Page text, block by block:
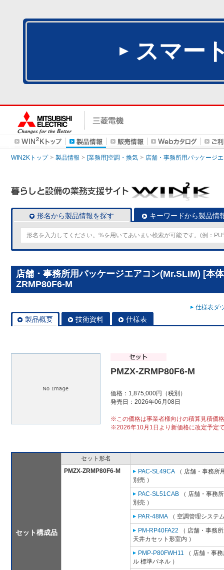
スマー
WIN2Kトップ 製品情報 [業務用]空調・換気 店舗・事務所用パッケージ
形名から製品情報を探す キーワードから製品情
店舗・事務所用パッケージエアコン(Mr.SLIM) [本
ZRMP80F6-M
仕様表ダ
製品概要 技術資料 仕様表
PMZX-ZRMP80F6-M
価格：1,875,000円（税別）
発売日：2026年06月08日
※この価格は事業者様向けの積算見積価
※2026年10月1日より新価格に改定予定
セット構成品
セット形名
PMZX-ZRMP80F6-M
PAC-SL49CA （ 店舗・事務所
別売 ）
PAC-SL51CAB （ 店舗・事務
別売 ）
PAR-48MA （ 空調管理システ
PM-RP40FA22 （ 店舗・事務
天井カセット形室内 ）
PMP-P80FWH11 （ 店舗・事
ル 標準パネル ）